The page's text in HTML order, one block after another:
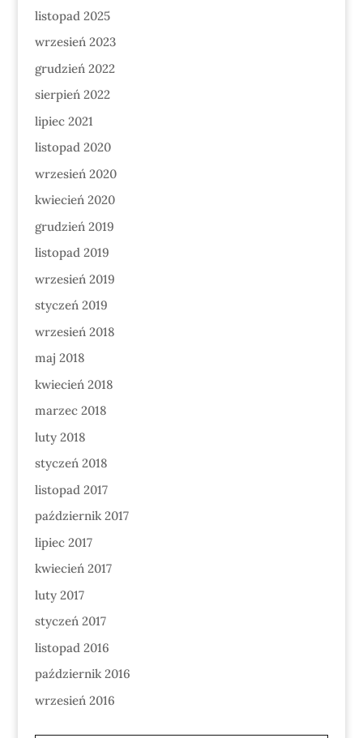
listopad 2025
wrzesień 2023
grudzień 2022
sierpień 2022
lipiec 2021
listopad 2020
wrzesień 2020
kwiecień 2020
grudzień 2019
listopad 2019
wrzesień 2019
styczeń 2019
wrzesień 2018
maj 2018
kwiecień 2018
marzec 2018
luty 2018
styczeń 2018
listopad 2017
październik 2017
lipiec 2017
kwiecień 2017
luty 2017
styczeń 2017
listopad 2016
październik 2016
wrzesień 2016